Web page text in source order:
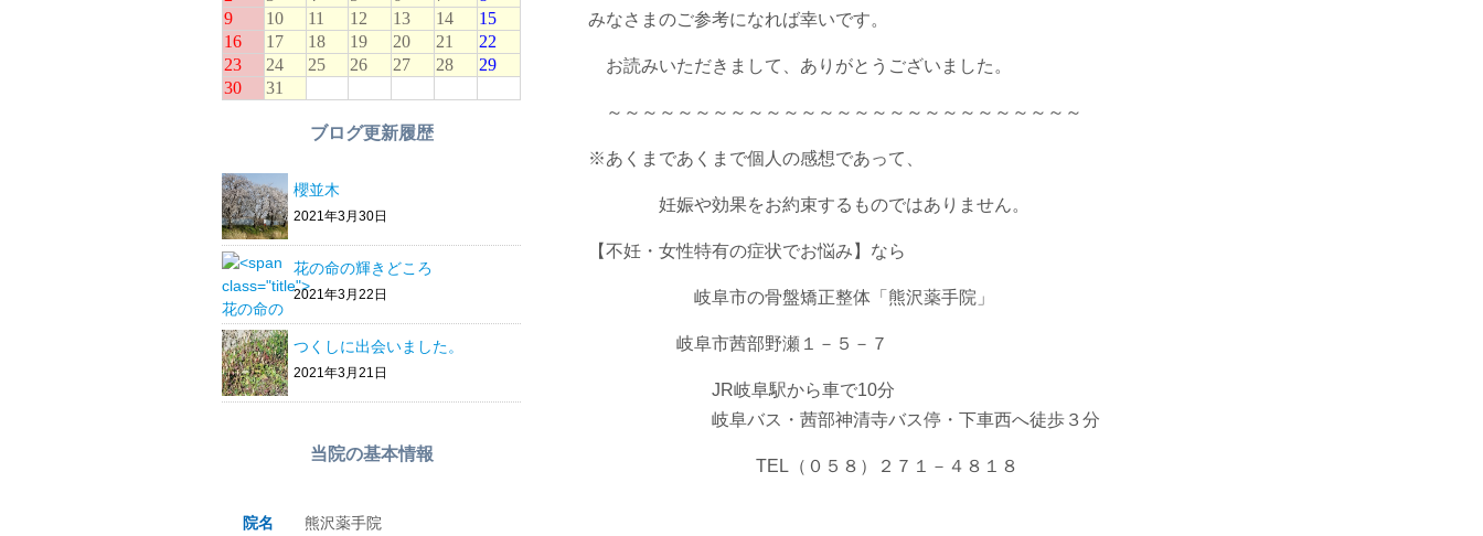
みなさまのご参考になれば幸いです。
お読みいただきまして、ありがとうございました。
～～～～～～～～～～～～～～～～～～～～～～～～～～～
※あくまであくまで個人の感想であって、
妊娠や効果をお約束するものではありません。
【不妊・女性特有の症状でお悩み】なら
岐阜市の骨盤矯正整体「熊沢薬手院」
岐阜市茜部野瀬１－５－７
JR岐阜駅から車で10分
岐阜バス・茜部神清寺バス停・下車西へ徒歩３分
TEL（０５８）２７１－４８１８
ブログ更新履歴
櫻並木
2021年3月30日
花の命の輝きどころ
2021年3月22日
つくしに出会いました。
2021年3月21日
当院の基本情報
院名 熊沢薬手院